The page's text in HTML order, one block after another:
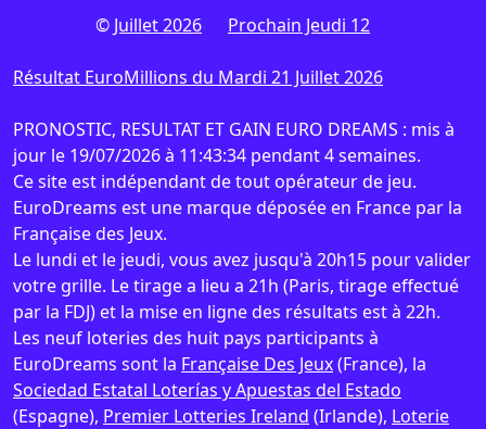
© Juillet 2026 Prochain Jeudi 12
Résultat EuroMillions du Mardi 21 Juillet 2026
PRONOSTIC, RESULTAT ET GAIN EURO DREAMS : mis à
jour le 19/07/2026 à 11:43:34 pendant 4 semaines.
Ce site est indépendant de tout opérateur de jeu.
EuroDreams est une marque déposée en France par la
Française des Jeux.
Le lundi et le jeudi, vous avez jusqu'à 20h15 pour valider
votre grille. Le tirage a lieu a 21h (Paris, tirage effectué
par la FDJ) et la mise en ligne des résultats est à 22h.
Les neuf loteries des huit pays participants à
EuroDreams sont la Française Des Jeux(France), la
Sociedad Estatal Loterías y Apuestas del Estado
(Espagne), Premier Lotteries Ireland (Irlande), Loterie